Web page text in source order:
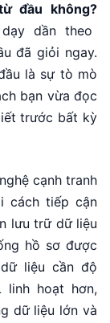
đầu không?
dần theo
đã giỏi ngay.
là sự tò mò
bạn vừa đọc
trước bất kỳ
cạnh tranh
cách tiếp cận
lưu trữ dữ liệu
hồ sơ được
liệu cần độ
linh hoạt hơn,
dữ liệu lớn và